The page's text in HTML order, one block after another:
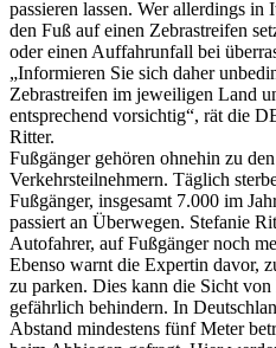
passieren lassen. Wer allerdings in
den Fuß auf einen Zebrastreifen
oder einen Auffahrunfall bei
„Informieren Sie sich daher
Zebrastreifen im jeweiligen Land
entsprechend vorsichtig“, rät die
Ritter.
Fußgänger gehören ohnehin zu
Verkehrsteilnehmern. Täglich
Fußgänger, insgesamt 7.000 im
passiert an Überwegen. Stefanie
Autofahrer, auf Fußgänger noch
Ebenso warnt die Expertin davor,
zu parken. Dies kann die Sicht
gefährlich behindern. In
Abstand mindestens fünf Meter